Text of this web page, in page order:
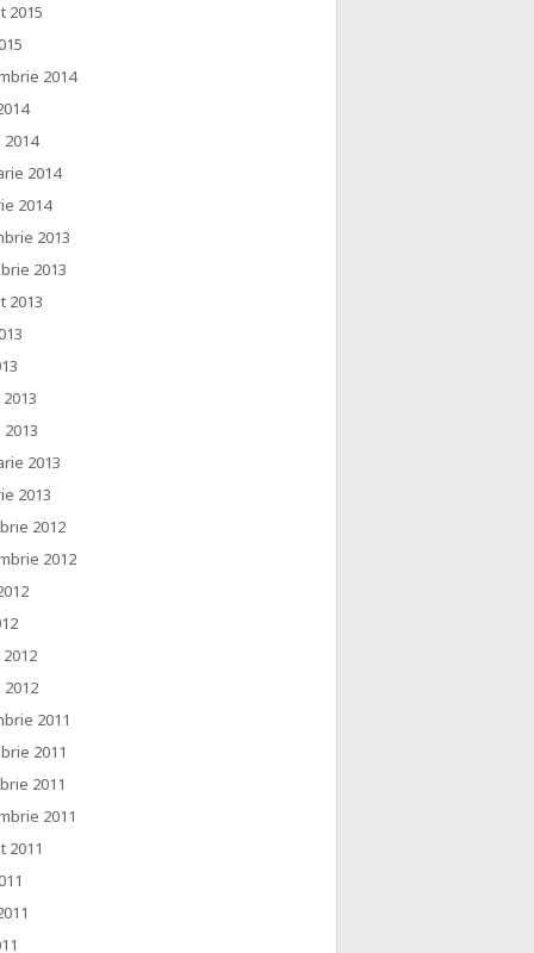
2015
2014
2014
2014
2013
2013
2013
2013
2013
2012
2012
2011
2011
2011
2011
2011